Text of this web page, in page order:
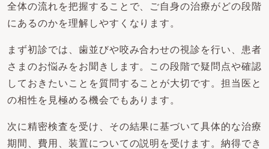
全体の流れを把握することで、ご自身の治療がどの段階
にあるのかを理解しやすくなります。
まず初診では、歯並びや咬み合わせの視診を行い、患者
さまのお悩みをお聞きします。この段階で疑問点や確認
しておきたいことを質問することが大切です。担当医と
の相性を見極める機会でもあります。
次に精密検査を受け、その結果に基づいて具体的な治療
期間、費用、装置についての説明を受けます。納得でき